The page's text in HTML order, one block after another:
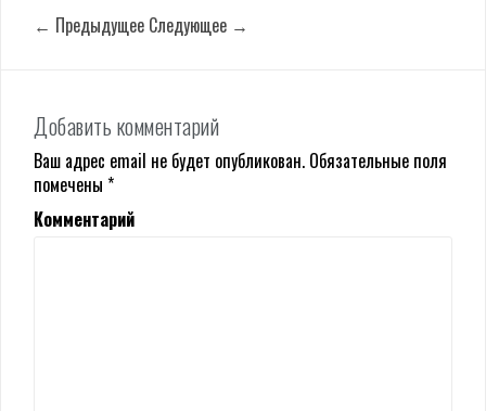
← Предыдущее Следующее →
Добавить комментарий
Ваш адрес email не будет опубликован. Обязательные поля
помечены *
Комментарий